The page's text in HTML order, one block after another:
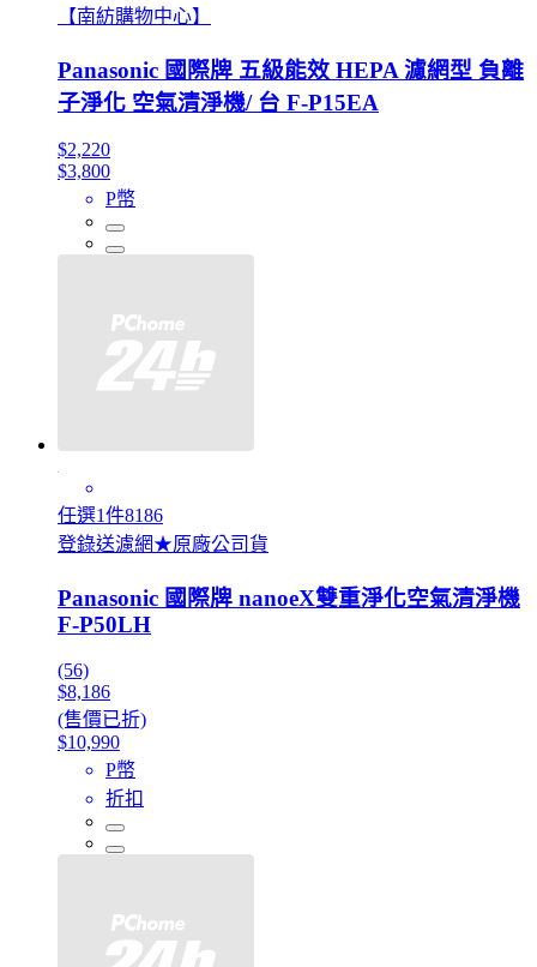
【南紡購物中心】
Panasonic 國際牌 五級能效 HEPA 濾網型 負離
子淨化 空氣清淨機/ 台 F-P15EA
$2,220
$3,800
P幣
任選1件8186
登錄送濾網★原廠公司貨
Panasonic 國際牌 nanoeX雙重淨化空氣清淨機
F-P50LH
(56)
$8,186
(售價已折)
$10,990
P幣
折扣